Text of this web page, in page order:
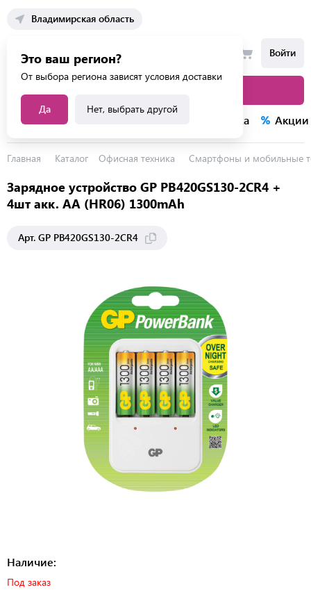
Владимирская область
Это ваш регион?
От выбора региона зависят условия доставки
Да Нет, выбрать другой
Войти
Каталог услуг Распродажа Акции
Главная Каталог Офисная техника Смартфоны и мобильные
Зарядное устройство GP PB420GS130-2CR4 +
4шт акк. AA (HR06) 1300mAh
Арт. GP PB420GS130-2CR4
Наличие:
Под заказ